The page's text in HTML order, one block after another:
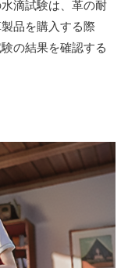
滴試験は、革の耐
品を購入する際
の結果を確認する